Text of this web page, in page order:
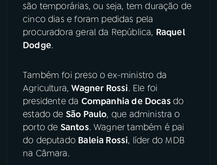
YouTube Facebook
Instagram X
são temporárias, ou seja, tem duração de
cinco dias e foram pedidas pela
procuradora geral da República, Raquel
Dodge.
Também foi preso o ex-ministro da
Agricultura,Wagner Rossi. Ele foi
presidente da Companhia de Docas do
estado de São Paulo, que administra o
porto de Santos. Wagner também é pai
do deputado Baleia Rossi, líder do MDB
na Câmara.